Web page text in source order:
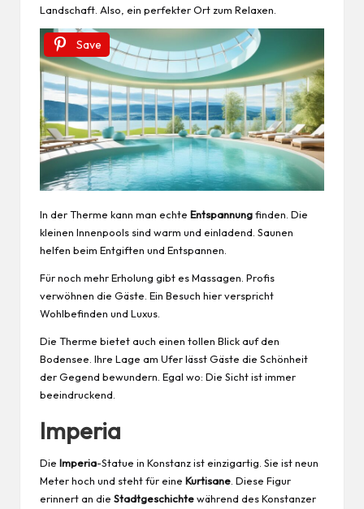
Landschaft. Also, ein perfekter Ort zum Relaxen.
Save
In der Therme kann man echte Entspannungfinden. Die
kleinen Innenpools sind warm und einladend. Saunen
helfen beim Entgiften und Entspannen.
Für noch mehr Erholung gibt es Massagen. Profis
verwöhnen die Gäste. Ein Besuch hier verspricht
Wohlbefinden und Luxus.
Die Therme bietet auch einen tollen Blick auf den
Bodensee. Ihre Lage am Ufer lässt Gäste die Schönheit
der Gegend bewundern. Egal wo: Die Sicht ist immer
beeindruckend.
Imperia
Die Imperia-Statue in Konstanz ist einzigartig. Sie ist neun
Meter hoch und steht für eine Kurtisane. Diese Figur
erinnert an die Stadtgeschichtewährend des Konstanzer